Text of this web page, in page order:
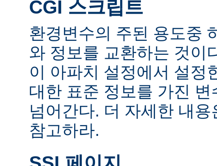
CGI 스크립트
환경변수의 주된 용도중
와 정보를 교환하는 것이
이 아파치 설정에서 설정
대한 표준 정보를 가진
넘어간다. 더 자세한 내
참고하라.